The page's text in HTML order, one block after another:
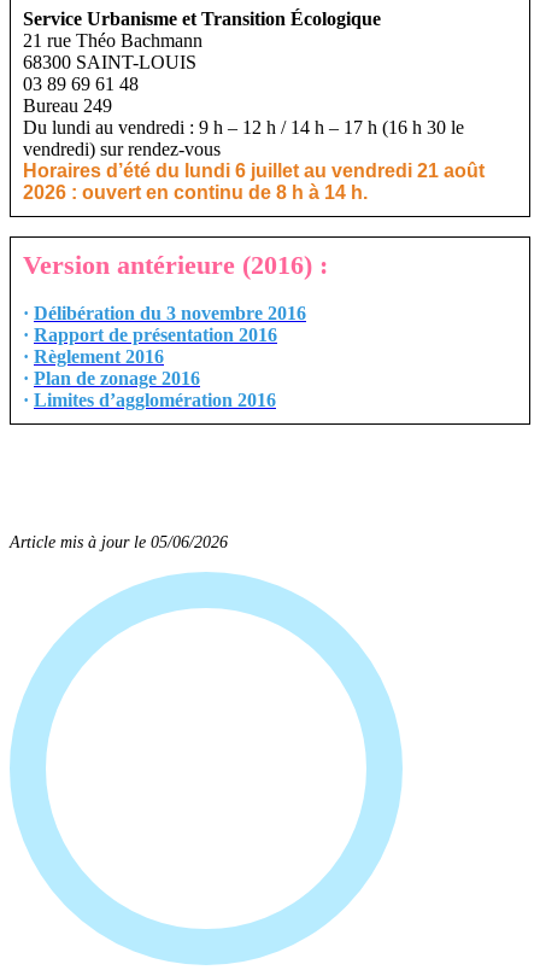
Service Urbanisme et Transition Écologique
21 rue Théo Bachmann
68300 SAINT-LOUIS
03 89 69 61 48
Bureau 249
Du lundi au vendredi : 9 h – 12 h / 14 h – 17 h (16 h 30 le
vendredi) sur rendez-vous
Horaires d’été du lundi 6 juillet au vendredi 21 août
2026 : ouvert en continu de 8 h à 14 h.
Version antérieure (2016) :
· Délibération du 3 novembre 2016
· Rapport de présentation 2016
· Règlement 2016
· Plan de zonage 2016
· Limites d’agglomération 2016
Article mis à jour le 05/06/2026